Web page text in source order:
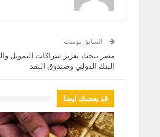
السابق بوست
مصر تبحث تعزيز شراكات التمويل
البنك الدولي وصندوق النقد
قد يعجبك ايضا